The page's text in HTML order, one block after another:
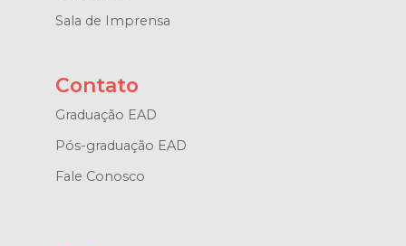
Sala de Imprensa
Contato
Graduação EAD
Pós-graduação EAD
Fale Conosco